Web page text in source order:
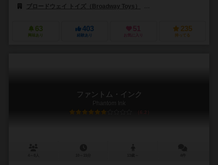
ブロードウェイ トイズ（Broadway Toys）
63
興味あり
403
経験あり
51
お気に入り
235
持ってる
ファントム・インク
Phantom Ink
6.2